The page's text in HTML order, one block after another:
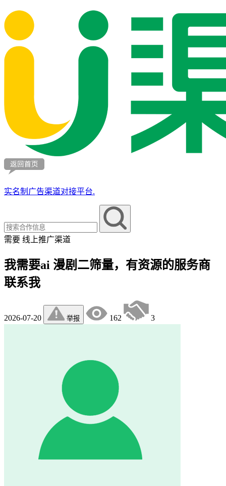
实名制广告渠道对接平台.
需要 线上推广渠道
我需要ai 漫剧二筛量，有资源的服务商
联系我
2026-07-20 举报 162 3